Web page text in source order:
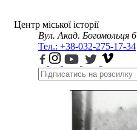
Центр міської історії
Вул. Акад. Богомольця 6
Тел.: +38-032-275-17-34